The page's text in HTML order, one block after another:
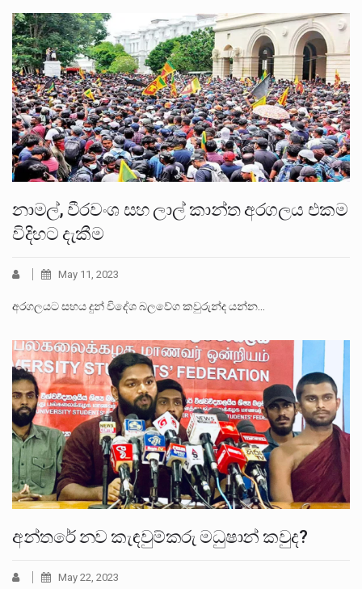
නාමල්, වීරවංශ සහ ලාල් කාන්ත අරගලය එකම
විදිහට දැකීම
May 11, 2023
අරගලයට සහය දුන් විදේශ බලවේග කවුරුන්ද යන්න…
අන්තරේ නව කැඳවුම්කරු මධුෂාන් කවුද?
May 22, 2023